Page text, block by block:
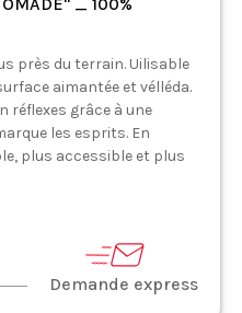
près du terrain. Uilisable
aimantée et vélléda.
réflexes grâce à une
les esprits. En
plus accessible et plus
Demande express